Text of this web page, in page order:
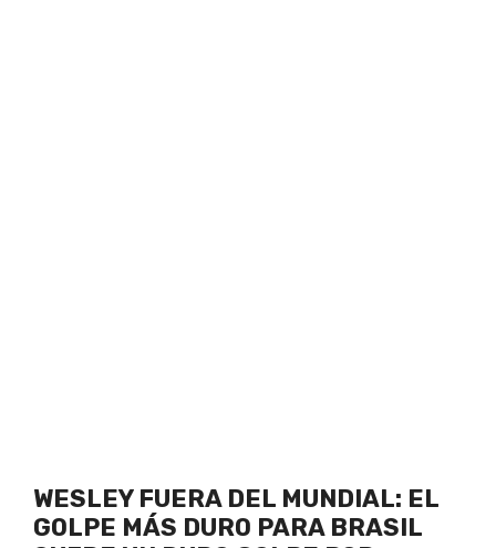
WESLEY FUERA DEL MUNDIAL: EL
GOLPE MÁS DURO PARA BRASIL